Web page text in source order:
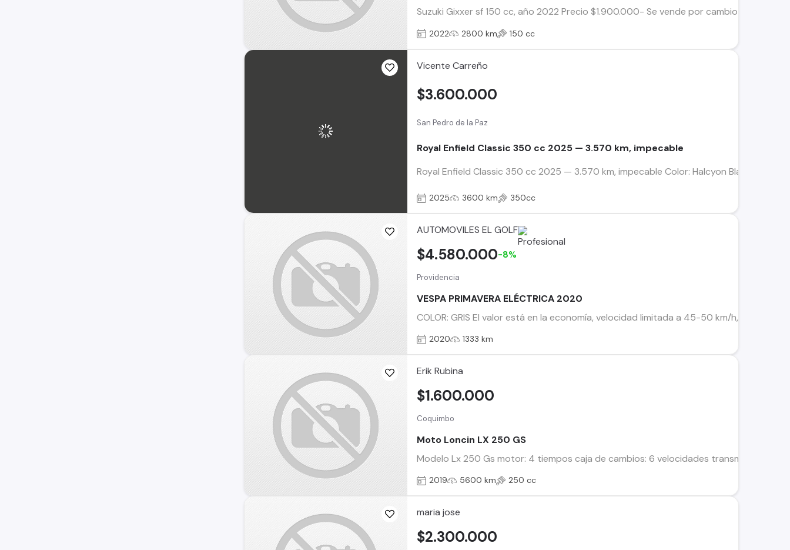
Suzuki Gixxer sf 150 cc, año 2022 Precio $1.900.000- Se vende por cambio de
2022 2800 km 150 cc
Vicente Carreño
San Pedro de la Paz
Royal Enfield Classic 350 cc 2025 — 3.570 km, impecable
Royal Enfield Classic 350 cc 2025 — 3.570 km, impecable Color: Halcyon Black
$3.600.000
2025 3600 km 350cc
AUTOMOVILES EL GOLF
Providencia
VESPA PRIMAVERA ELÉCTRICA 2020
COLOR: GRIS El valor está en la economía, velocidad limitada a 45-50 km/h, motor
$4.580.000-8%
2020 1333 km
Erik Rubina
Coquimbo
Moto Loncin LX 250 GS
Modelo Lx 250 Gs motor: 4 tiempos caja de cambios: 6 velocidades transmision
$1.600.000
2019 5600 km 250 cc
maria jose
$2.300.000